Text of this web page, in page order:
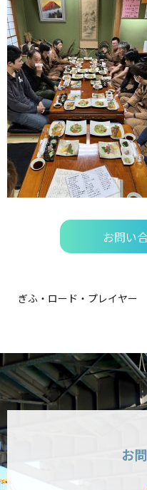
お問い
ぎふ・ロード・プレイヤー
お